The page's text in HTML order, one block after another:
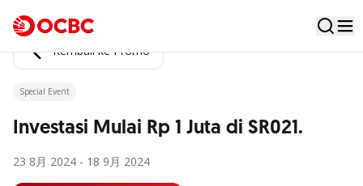
Kembali ke Promo
Special Event
Investasi Mulai Rp 1 Juta di SR021.
23 8月 2024 - 18 9月 2024